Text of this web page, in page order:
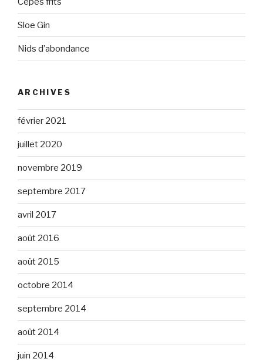
Sloe Gin
Nids d’abondance
ARCHIVES
février 2021
juillet 2020
novembre 2019
septembre 2017
avril 2017
août 2016
août 2015
octobre 2014
septembre 2014
août 2014
juin 2014